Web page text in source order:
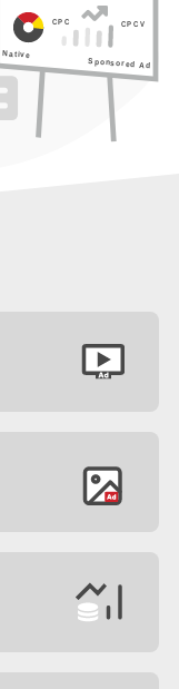
CPCV
CPC
Native
Sponsored Ad